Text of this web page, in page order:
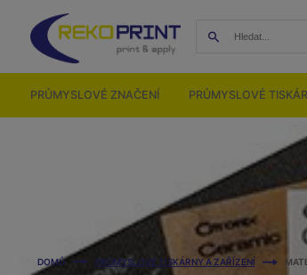
PRŮMYSLOVÉ ZNAČENÍ PRŮMYSLOVÉ
DOMŮ PRŮMYSLOVÉ TISKÁRNY A ZAŘÍZENÍ